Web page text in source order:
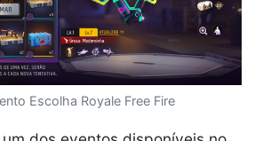
Escolha Royale Free Fire